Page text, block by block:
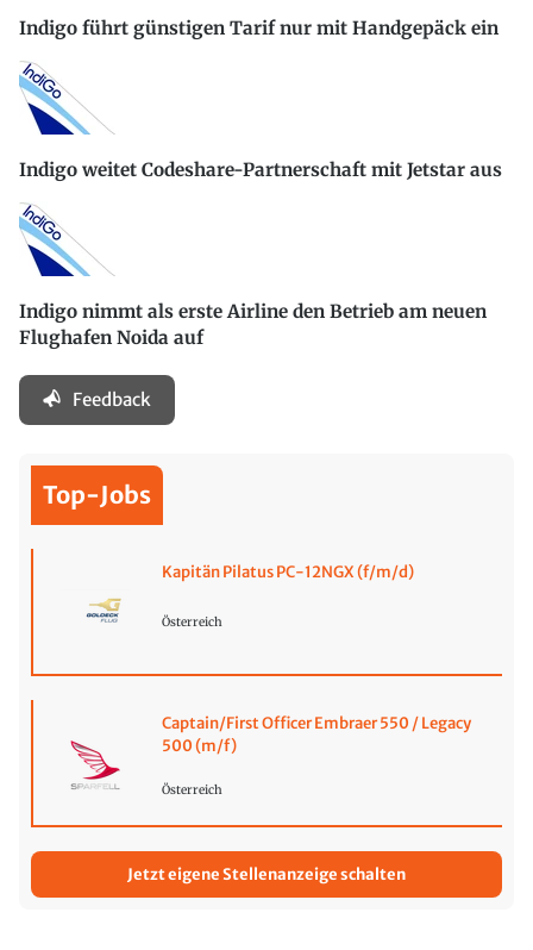
Indigo führt günstigen Tarif nur mit Handgepäck ein
Indigo weitet Codeshare-Partnerschaft mit Jetstar aus
Indigo nimmt als erste Airline den Betrieb am neuen
Flughafen Noida auf
Feedback
Top-Jobs
Kapitän Pilatus PC-12NGX (f/m/d)
Österreich
Captain/First Officer Embraer 550 / Legacy
500 (m/f)
Österreich
Jetzt eigene Stellenanzeige schalten